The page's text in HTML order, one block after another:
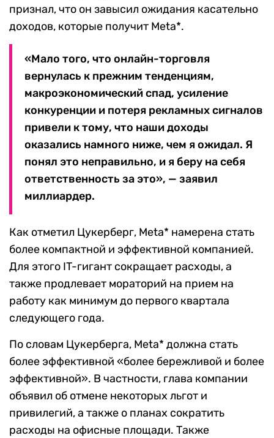
признал, что он завысил ожидания касательно
доходов, которые получит Meta*.
«Мало того, что онлайн-торговля
вернулась к прежним тенденциям,
макроэкономический спад, усиление
конкуренции и потеря рекламных сигналов
привели к тому, что наши доходы
оказались намного ниже, чем я ожидал. Я
понял это неправильно, и я беру на себя
ответственность за это», — заявил
миллиардер.
Как отметил Цукерберг, Meta* намерена стать
более компактной и эффективной компанией.
Для этого IT-гигант сокращает расходы, а
также продлевает мораторий на прием на
работу как минимум до первого квартала
следующего года.
По словам Цукерберга, Meta* должна стать
более эффективной «более бережливой и более
эффективной». В частности, глава компании
объявил об отмене некоторых льгот и
привилегий, а также о планах сократить
расходы на офисные площади. Также